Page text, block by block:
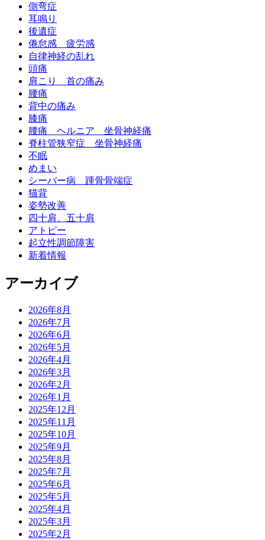
側弯症
耳鳴り
後遺症
倦怠感 疲労感
自律神経の乱れ
頭痛
肩こり 首の痛み
腰痛
背中の痛み
膝痛
腰痛 ヘルニア 坐骨神経痛
脊柱管狭窄症 坐骨神経痛
不眠
めまい
シーバー病 踵骨骨端症
猫背
姿勢改善
四十肩、五十肩
アトピー
起立性調節障害
新着情報
アーカイブ
2026年8月
2026年7月
2026年6月
2026年5月
2026年4月
2026年3月
2026年2月
2026年1月
2025年12月
2025年11月
2025年10月
2025年9月
2025年8月
2025年7月
2025年6月
2025年5月
2025年4月
2025年3月
2025年2月